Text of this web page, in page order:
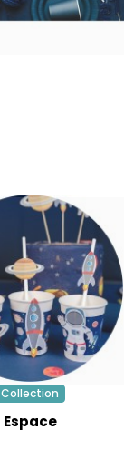
Collection
Espace